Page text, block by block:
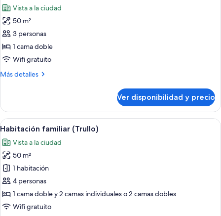
las
fotos
de
Suite
(Double
Trullo)
Vista a la ciudad
50 m²
3 personas
1 cama doble
Wifi gratuito
Más detalles
Más
(Double
Suite
Trullo)
Ver disponibilidad y precio
Ver
todas
las
fotos
de
Habitación
familiar
(Trullo)
Una cocina rústica con armarios de
13
Habitación familiar (Trullo)
Vista a la ciudad
50 m²
1 habitación
4 personas
1 cama doble y 2 camas individuales o 2 camas dobles
Wifi gratuito